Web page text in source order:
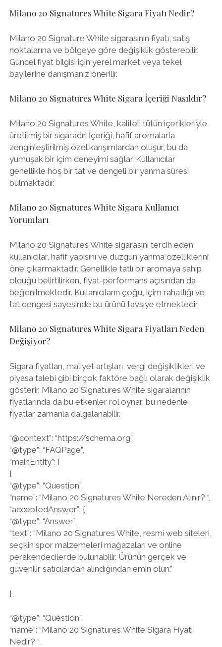
Milano 20 Signatures White Sigara Fiyatı Nedir?
Milano 20 Signature White sigarasının fiyatı, satış
noktalarına ve bölgeye göre değişiklik gösterebilir.
Güncel fiyat bilgisi için yerel market veya tekel
bayilerine danışmanız önerilir.
Milano 20 Signatures White Sigara İçeriği Nasıldır?
Milano 20 Signatures White, kaliteli tütün içerikleriyle
üretilmiş bir sigaradır. İçeriği, hafif aromalarla
zenginleştirilmiş özel karışımlardan oluşur, bu da
yumuşak bir içim deneyimi sağlar. Kullanıcılar
genellikle hoş bir tat ve dengeli bir yanma süresi
bulmaktadır.
Milano 20 Signatures White Sigara Kullanıcı
Yorumları
Milano 20 Signatures White sigarasını tercih eden
kullanıcılar, hafif yapısını ve düzgün yanma özelliklerini
öne çıkarmaktadır. Genellikle tatlı bir aromaya sahip
olduğu belirtilirken, fiyat-performans açısından da
beğenilmektedir. Kullanıcıların çoğu, içim rahatlığı ve
tat dengesi sayesinde bu ürünü tavsiye etmektedir.
Milano 20 Signatures White Sigara Fiyatları Neden
Değişiyor?
Sigara fiyatları, maliyet artışları, vergi değişiklikleri ve
piyasa talebi gibi birçok faktöre bağlı olarak değişiklik
gösterir. Milano 20 Signatures White sigaralarının
fiyatlarında da bu etkenler rol oynar, bu nedenle
fiyatlar zamanla dalgalanabilir.
“@context”: “https://schema.org”,
“@type”: “FAQPage”,
“mainEntity”: [
{
“@type”: “Question”,
“name”: “Milano 20 Signatures White Nereden Alınır? “,
“acceptedAnswer”: {
“@type”: “Answer”,
“text”: “Milano 20 Signatures White, resmi web siteleri,
seçkin spor malzemeleri mağazaları ve online
perakendecilerde bulunabilir. Ürünün gerçek ve
güvenilir satıcılardan alındığından emin olun.”
},
“@type”: “Question”,
“name”: “Milano 20 Signatures White Sigara Fiyatı
Nedir? “,